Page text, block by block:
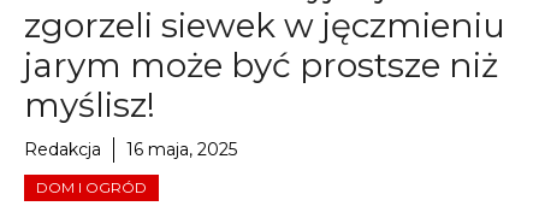
zgorzeli siewek w jęczmieniu
jarym może być prostsze niż
myślisz!
Redakcja 16 maja, 2025
DOM I OGRÓD